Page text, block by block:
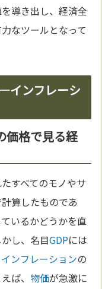
導き出し、経済全
なツールとなって
インフレーシ
価格で見る経
すべてのモノやサ
算したものであ
いるかどうかを直
し、名目GDPには
インフレーションの
ば、 物価が急激に